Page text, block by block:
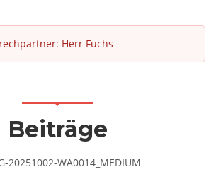
Herr Fuchs
Beiträge